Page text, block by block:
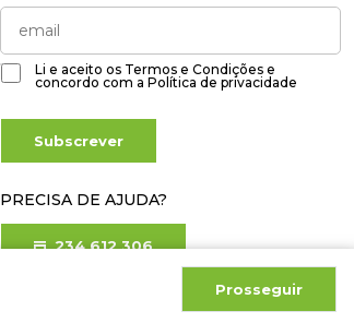
Prosseguir
Li e aceito os Termos e Condições e
concordo com a Política de privacidade
Subscrever
PRECISA DE AJUDA?
234 612 306